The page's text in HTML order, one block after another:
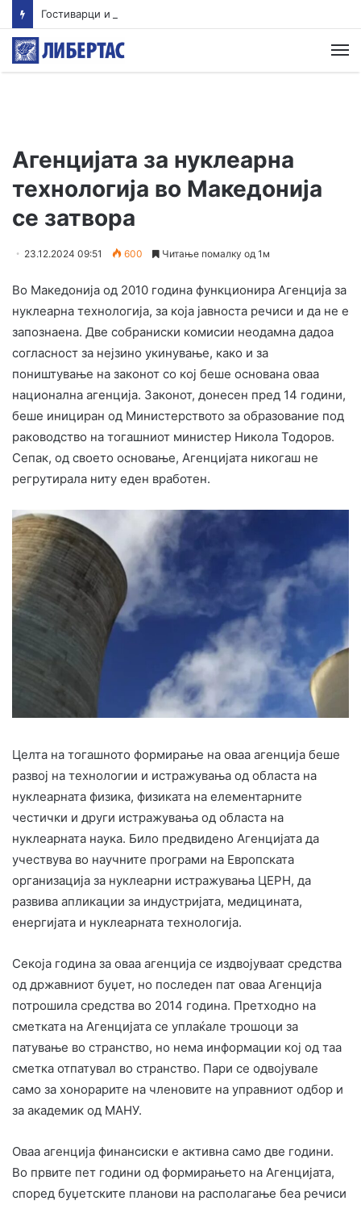
Гостиварци и натаму без пивка вода
Агенцијата за нуклеарна
технологија во Македонија
се затвора
23.12.2024 09:51 600 Читање помалку од 1м
Во Македонија од 2010 година функционира Агенција за
нуклеарна технологија, за која јавноста речиси и да не е
запознаена. Две собраниски комисии неодамна дадоа
согласност за нејзино укинување, како и за
поништување на законот со кој беше основана оваа
национална агенција. Законот, донесен пред 14 години,
беше инициран од Министерството за образование под
раководство на тогашниот министер Никола Тодоров.
Сепак, од своето основање, Агенцијата никогаш не
регрутирала ниту еден вработен.
Целта на тогашното формирање на оваа агенција беше
развој на технологии и истражувања од областа на
нуклеарната физика, физиката на елементарните
честички и други истражувања од областа на
нуклеарната наука. Било предвидено Агенцијата да
учествува во научните програми на Европската
организација за нуклеарни истражувања ЦЕРН, да
развива апликации за индустријата, медицината,
енергијата и нуклеарната технологија.
Секоја година за оваа агенција се издвојуваат средства
од државниот буџет, но последен пат оваа Агенција
потрошила средства во 2014 година. Претходно на
сметката на Агенцијата се уплаќале трошоци за
патување во странство, но нема информации кој од таа
сметка отпатувал во странство. Пари се одвојувале
само за хонорарите на членовите на управниот одбор и
за академик од МАНУ.
Оваа агенција финансиски е активна само две години.
Во првите пет години од формирањето на Агенцијата,
според буџетските планови на располагање беа речиси